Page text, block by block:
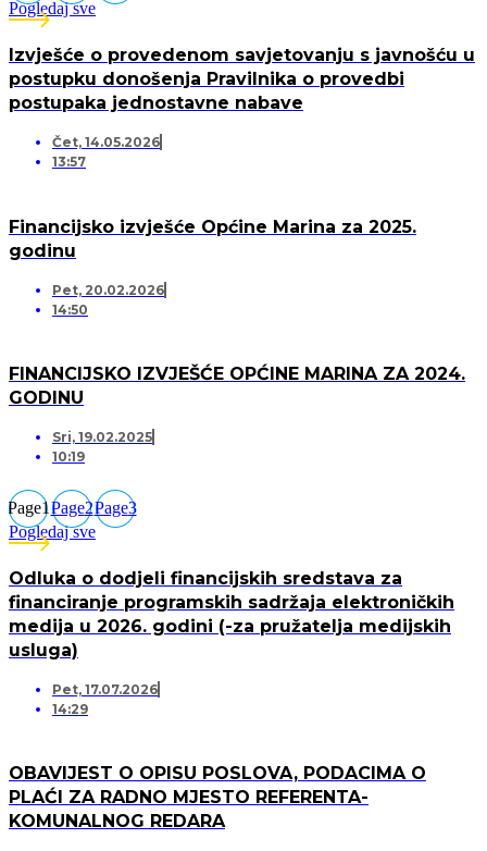
Pogledaj sve
Izvješće o provedenom savjetovanju s javnošću u
postupku donošenja Pravilnika o provedbi
postupaka jednostavne nabave
Čet, 14.05.2026
13:57
Financijsko izvješće Općine Marina za 2025.
godinu
Pet, 20.02.2026
14:50
FINANCIJSKO IZVJEŠĆE OPĆINE MARINA ZA 2024.
GODINU
Sri, 19.02.2025
10:19
Page1Page2Page3
Pogledaj sve
Odluka o dodjeli financijskih sredstava za
financiranje programskih sadržaja elektroničkih
medija u 2026. godini (-za pružatelja medijskih
usluga)
Pet, 17.07.2026
14:29
OBAVIJEST O OPISU POSLOVA, PODACIMA O
PLAĆI ZA RADNO MJESTO REFERENTA-
KOMUNALNOG REDARA